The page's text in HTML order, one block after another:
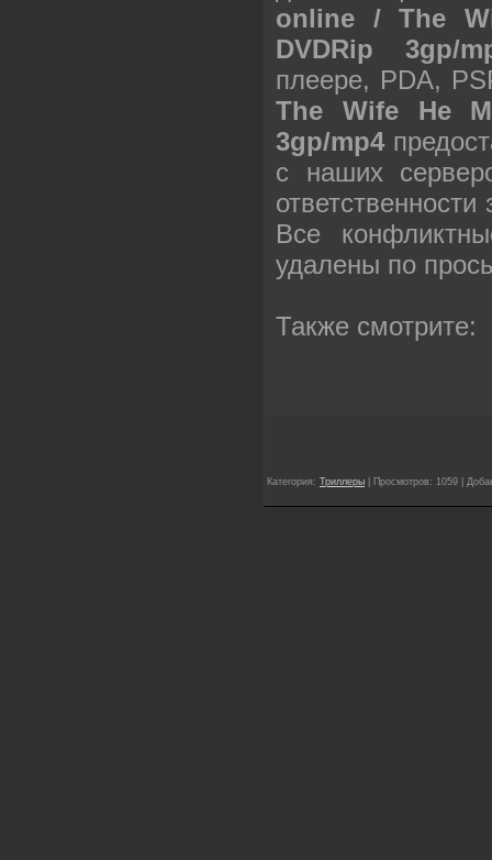
online / The
DVDRip 3gp/
плеере, PDA,
The Wife He
3gp/mp4
с наших
Все
удалены по
Также смотрите:
Категория: Триллеры | Просмотров: 1059 |